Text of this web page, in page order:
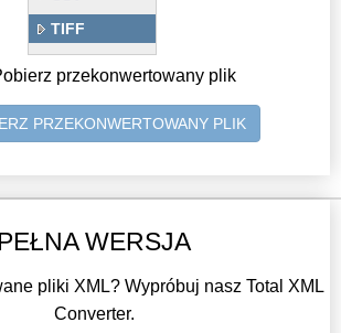
TIFF
przekonwertowany plik
PRZEKONWERTOWANY PLIK
WERSJA
pliki XML? Wypróbuj nasz Total XML
Converter.